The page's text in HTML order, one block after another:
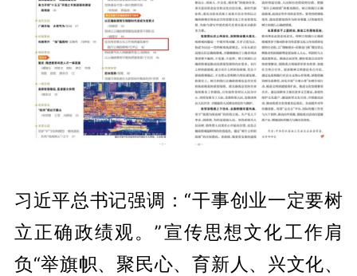
习近平总书记强调：“干事创业一定要树
立正确政绩观。”宣传思想文化工作肩
负“举旗帜、聚民心、育新人、兴文化、